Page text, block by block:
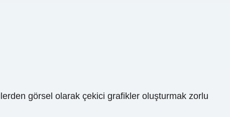
görsel olarak çekici grafikler oluşturmak zorlu